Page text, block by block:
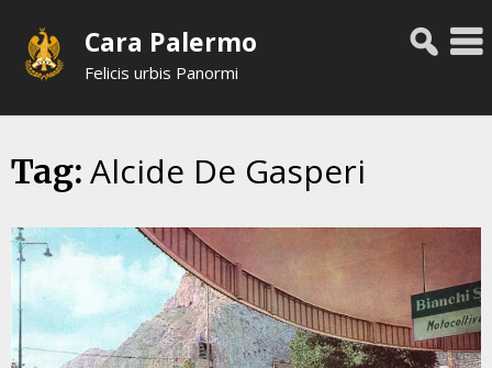
content
Cara Palermo
Felicis urbis Panormi
Tag: Alcide De Gasperi